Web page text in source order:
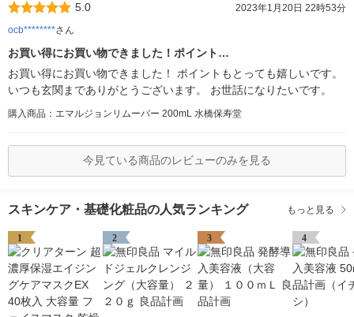
5.0
2023年1月20日 22時53分
ocb********さん
お買い得にお買い物できました！ポイント…
お買い得にお買い物できました！ ポイントもとっても嬉しいです。
いつも玄関までありがとうございます。 お世話になりたいです。
購入商品：エマルジョンリムーバー 200mL 水橋保寿堂
今見ている商品のレビューのみを見る
スキンケア・基礎化粧品の人気ランキング もっと見る
1 2 3 4